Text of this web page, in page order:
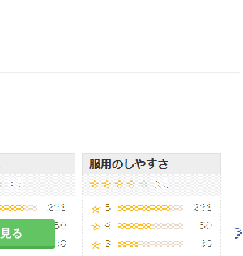
は避けた方がよい。高濃度酸素の吸
ナルコーシスの状態に陥る危険性
る